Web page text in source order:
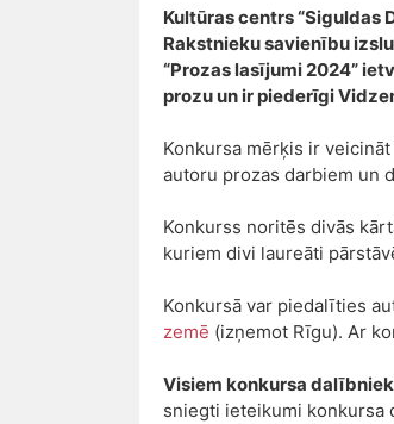
Kultūras centrs “Siguldas
Rakstnieku savienību
“Prozas lasījumi 2024”
prozu un ir piederīgi
Konkursa mērķis ir
autoru prozas darbiem un
Konkurss noritēs divās
kuriem divi laureāti
Konkursā var piedalīties
zemē (izņemot Rīgu). Ar
Visiem konkursa
sniegti ieteikumi konkursa